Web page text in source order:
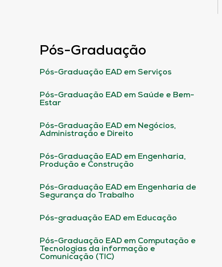
Pós-Graduação
Pós-Graduação EAD em Serviços
Pós-Graduação EAD em Saúde e Bem-
Estar
Pós-Graduação EAD em Negócios,
Administração e Direito
Pós-Graduação EAD em Engenharia,
Produção e Construção
Pós-Graduação EAD em Engenharia de
Segurança do Trabalho
Pós-graduação EAD em Educação
Pós-Graduação EAD em Computação e
Tecnologias da informação e
Comunicação (TIC)